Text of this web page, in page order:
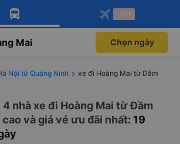
Tải app Vexere ngay!
ưu đãi thành viên độc
Mở app
Tải app Vexere
ghế khi đặt vé máy bay qua
Mở app
-30k
Mai Chọn ngày
Nội từ Quảng Ninh
xe đi Hoàng Mai từ Đầm
nhà xe đi Hoàng Mai từ Đầm
và giá vé ưu đãi nhất: 19